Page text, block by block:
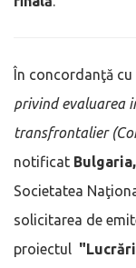
În concordanţă
privind evaluarea
transfrontalier
notificat
Societatea
solicitarea de
proiectul